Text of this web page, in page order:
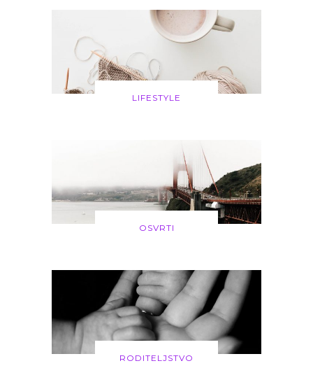
LIFESTYLE
OSVRTI
RODITELJSTVO